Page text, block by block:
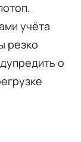
учёта
резко
о